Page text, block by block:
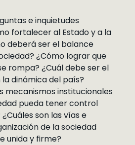
e inquietudes
fortalecer al Estado y a la
deberá ser el balance
¿Cómo lograr que
rompa? ¿Cuál debe ser el
dinámica del país?
mecanismos institucionales
pueda tener control
son las vías e
de la sociedad
unida y firme?